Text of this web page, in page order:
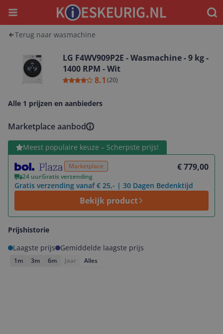
Menu
Terug naar wasmachine
LG F4WV909P2E - Wasmachine - 9 kg -
1400 RPM - Wit
8.1 (20)
Alle 1 prijzen en aanbieders
Marketplace aanbod
Meest populaire keuze – Scherpste prijs!
Marketplace € 779,00
24 uurGratis verzending
Gratis verzending vanaf € 25,- | 30 Dagen Bedenktijd
Bekijk product
Bekijk product
Prijshistorie
Laagste prijs
Gemiddelde laagste prijs
1m 3m 6m Jaar Alles